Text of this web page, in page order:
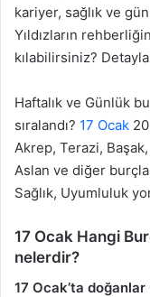
kariyer, sağlık ve
Yıldızların
kılabilirsiniz?
Haftalık ve Günlük
sıralandı? 17 Ocak
Akrep, Terazi,
Aslan ve diğer
Sağlık, Uyumluluk
17 Ocak Hangi
nelerdir?
17 Ocak’ta